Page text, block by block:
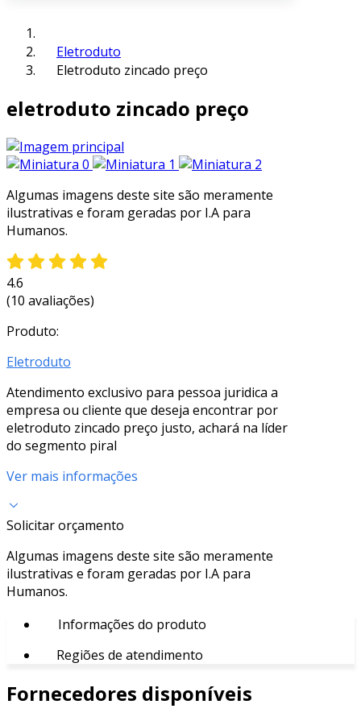
Eletroduto
Eletroduto zincado preço
eletroduto zincado preço
Algumas imagens deste site são meramente
ilustrativas e foram geradas por I.A para
Humanos.
4.6
(10 avaliações)
Produto:
Eletroduto
Atendimento exclusivo para pessoa juridica a
empresa ou cliente que deseja encontrar por
eletroduto zincado preço justo, achará na líder
do segmento piral
Ver mais informações
Solicitar orçamento
Algumas imagens deste site são meramente
ilustrativas e foram geradas por I.A para
Humanos.
Informações do produto
Regiões de atendimento
Fornecedores disponíveis